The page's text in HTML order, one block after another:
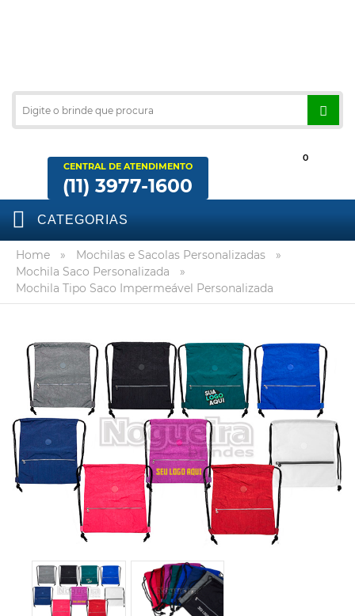
CENTRAL DE ATENDIMENTO
(11) 3977-1600
0
CATEGORIAS
Home » Mochilas e Sacolas Personalizadas
»
Mochila Saco Personalizada
»
Mochila Tipo Saco Impermeável Personalizada